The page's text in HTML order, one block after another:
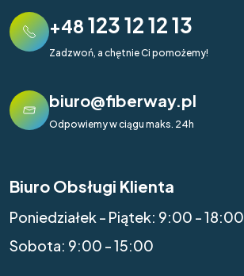
+48 123 12 12 13
Zadzwoń, a chętnie Ci pomożemy!
biuro@fiberway.pl
Odpowiemy w ciągu maks. 24h
Biuro Obsługi Klienta
Poniedziałek - Piątek: 9:00 - 18:00
Sobota: 9:00 - 15:00